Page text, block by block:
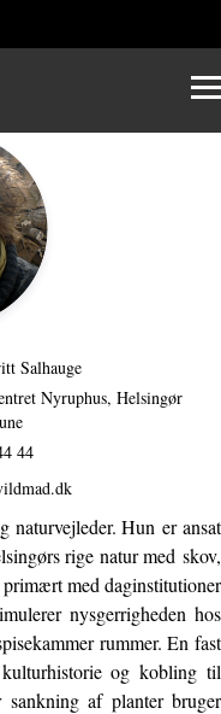
Salhauge
Nyruphus, Helsingør
44
Hun er ansat
rige natur med skov,
med daginstitutioner
nysgerrigheden hos
rummer. En fast
og kobling til
af planter bruger